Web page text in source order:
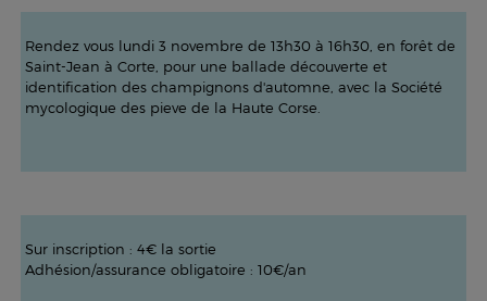
Rendez vous lundi 3 novembre de 13h30 à 16h30, en forêt de
Saint-Jean à Corte, pour une ballade découverte et
identification des champignons d'automne, avec la Société
mycologique des pieve de la Haute Corse.
Sur inscription : 4€ la sortie
Adhésion/assurance obligatoire : 10€/an